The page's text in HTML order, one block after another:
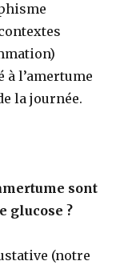
l’amertume
la journée.
sont
glucose ?
(notre